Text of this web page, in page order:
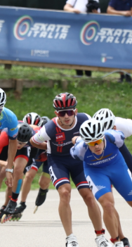
Photogallery